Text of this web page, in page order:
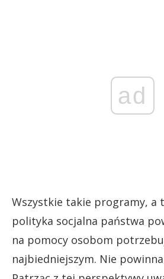
ad
Wszystkie takie programy, a
polityka socjalna państwa
na pomocy osobom
najbiedniejszym. Nie